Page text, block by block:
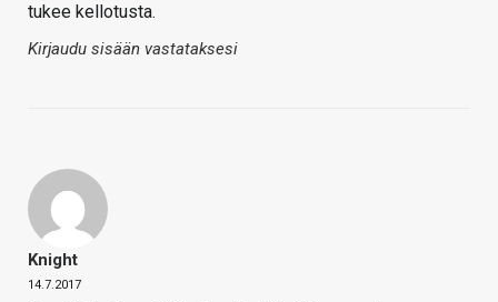
tukee kellotusta.
Kirjaudu sisään vastataksesi
Knight
14.7.2017